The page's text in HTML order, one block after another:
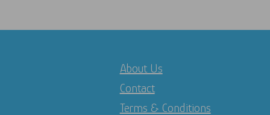
About Us
Contact
Terms & Conditions